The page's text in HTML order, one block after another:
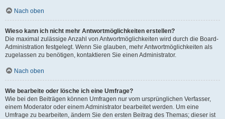
Nach oben
Wieso kann ich nicht mehr Antwortmöglichkeiten erstellen?
Die maximal zulässige Anzahl von Antwortmöglichkeiten wird durch die Board-
Administration festgelegt. Wenn Sie glauben, mehr Antwortmöglichkeiten als
zugelassen zu benötigen, kontaktieren Sie einen Administrator.
Nach oben
Wie bearbeite oder lösche ich eine Umfrage?
Wie bei den Beiträgen können Umfragen nur vom ursprünglichen Verfasser,
einem Moderator oder einem Administrator bearbeitet werden. Um eine
Umfrage zu bearbeiten, ändern Sie den ersten Beitrag des Themas; dieser ist